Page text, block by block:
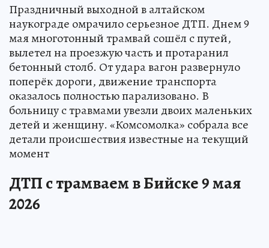
Праздничный выходной в алтайском
наукограде омрачило серьезное ДТП. Днем 9
мая многотонный трамвай сошёл с путей,
вылетел на проезжую часть и протаранил
бетонный столб. От удара вагон развернуло
поперёк дороги, движение транспорта
оказалось полностью парализовано. В
больницу с травмами увезли двоих маленьких
детей и женщину. «Комсомолка» собрала все
детали происшествия известные на текущий
момент
ДТП с трамваем в Бийске 9 мая
2026